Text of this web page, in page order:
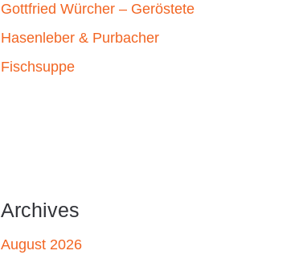
Gottfried Würcher – Geröstete
Hasenleber & Purbacher
Fischsuppe
Archives
August 2026